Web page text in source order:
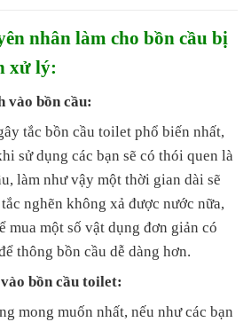
nhân làm cho bồn cầu bị
xử lý:
vào bồn cầu:
tắc bồn cầu toilet phổ biến nhất,
sử dụng các bạn sẽ có thói quen là
làm như vậy một thời gian dài sẽ
nghẽn không xả được nước nữa,
mua một số vật dụng đơn giản có
thông bồn cầu dễ dàng hơn.
bồn cầu toilet:
mong muốn nhất, nếu như các bạn